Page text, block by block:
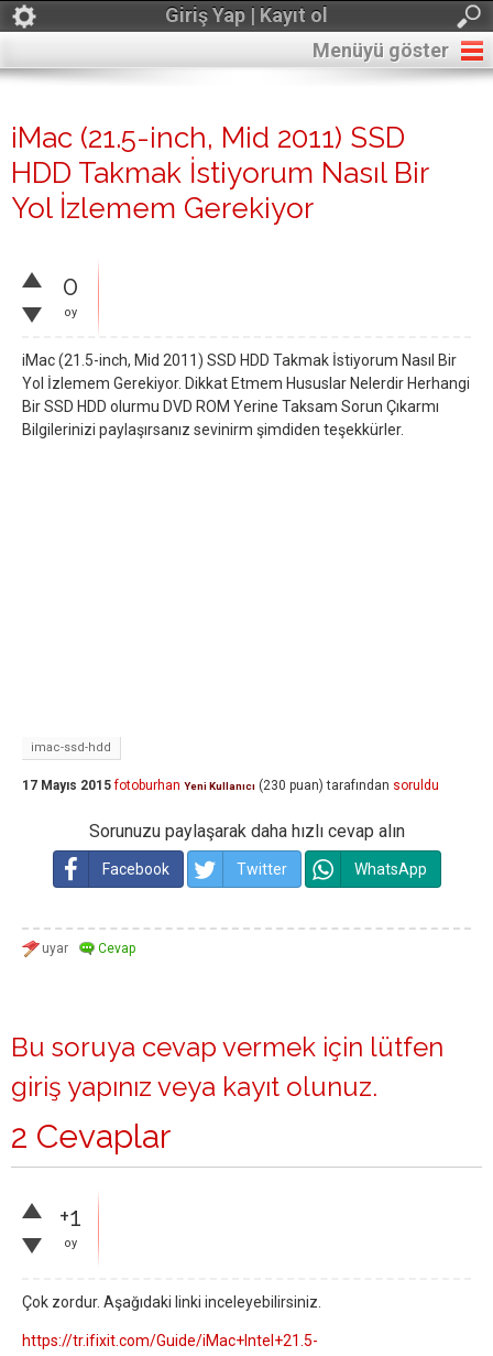
Giriş Yap | Kayıt ol
Menüyü göster
iMac (21.5-inch, Mid 2011) SSD
HDD Takmak İstiyorum Nasıl Bir
Yol İzlemem Gerekiyor
0
oy
iMac (21.5-inch, Mid 2011) SSD HDD Takmak İstiyorum Nasıl Bir
Yol İzlemem Gerekiyor. Dikkat Etmem Hususlar Nelerdir Herhangi
Bir SSD HDD olurmu DVD ROM Yerine Taksam Sorun Çıkarmı
Bilgilerinizi paylaşırsanız sevinirm şimdiden teşekkürler.
imac-ssd-hdd
17 Mayıs 2015 fotoburhan Yeni Kullanıcı (230 puan) tarafından soruldu
Sorunuzu paylaşarak daha hızlı cevap alın
Facebook Twitter WhatsApp
Bu soruya cevap vermek için lütfen
giriş yapınız veya kayıt olunuz.
2 Cevaplar
+1
oy
Çok zordur. Aşağıdaki linki inceleyebilirsiniz.
https://tr.ifixit.com/Guide/iMac+Intel+21.5-